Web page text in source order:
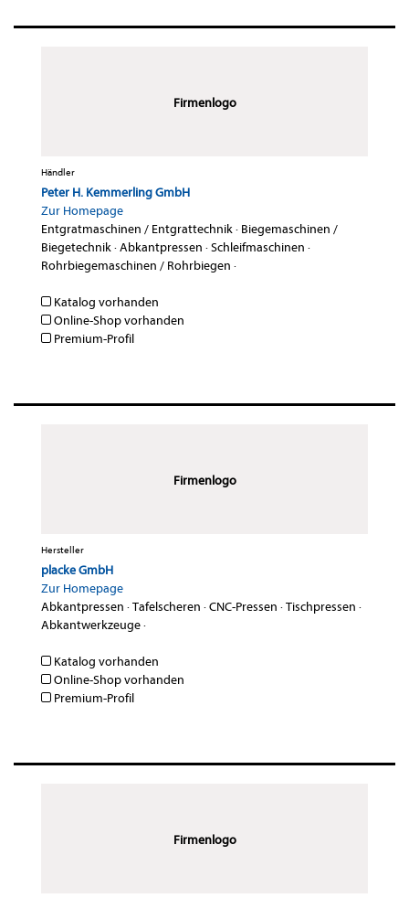
Firmenlogo
Händler
Peter H. Kemmerling GmbH
Zur Homepage
Entgratmaschinen / Entgrattechnik· Biegemaschinen /
Biegetechnik·Abkantpressen ·Schleifmaschinen ·
Rohrbiegemaschinen / Rohrbiegen ·
Katalog vorhanden
Online-Shop vorhanden
Premium-Profil
Firmenlogo
Hersteller
placke GmbH
Zur Homepage
Abkantpressen ·Tafelscheren ·CNC-Pressen ·Tischpressen ·
Abkantwerkzeuge·
Katalog vorhanden
Online-Shop vorhanden
Premium-Profil
Firmenlogo